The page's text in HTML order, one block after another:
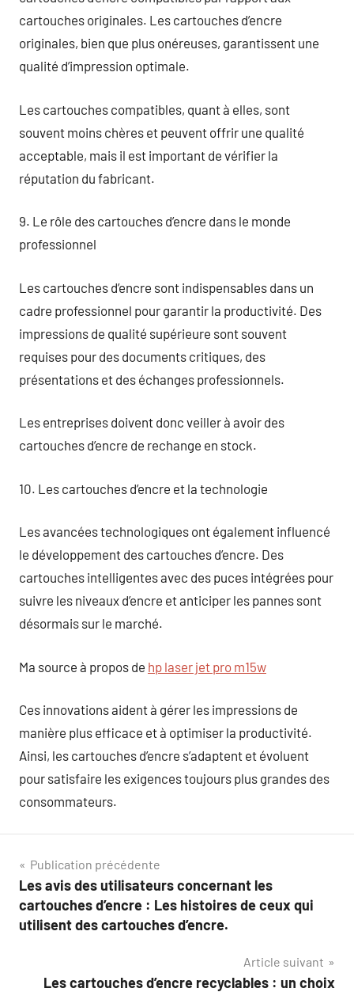
cartouches originales. Les cartouches d’encre
originales, bien que plus onéreuses, garantissent une
qualité d’impression optimale.
Les cartouches compatibles, quant à elles, sont
souvent moins chères et peuvent offrir une qualité
acceptable, mais il est important de vérifier la
réputation du fabricant.
9. Le rôle des cartouches d’encre dans le monde
professionnel
Les cartouches d’encre sont indispensables dans un
cadre professionnel pour garantir la productivité. Des
impressions de qualité supérieure sont souvent
requises pour des documents critiques, des
présentations et des échanges professionnels.
Les entreprises doivent donc veiller à avoir des
cartouches d’encre de rechange en stock.
10. Les cartouches d’encre et la technologie
Les avancées technologiques ont également influencé
le développement des cartouches d’encre. Des
cartouches intelligentes avec des puces intégrées pour
suivre les niveaux d’encre et anticiper les pannes sont
désormais sur le marché.
Ma source à propos de hp laser jet pro m15w
Ces innovations aident à gérer les impressions de
manière plus efficace et à optimiser la productivité.
Ainsi, les cartouches d’encre s’adaptent et évoluent
pour satisfaire les exigences toujours plus grandes des
consommateurs.
Navigation
de
l’article
Publication précédente
Les avis des utilisateurs concernant les
cartouches d’encre : Les histoires de ceux qui
utilisent des cartouches d’encre.
Article suivant
Les cartouches d’encre recyclables : un choix